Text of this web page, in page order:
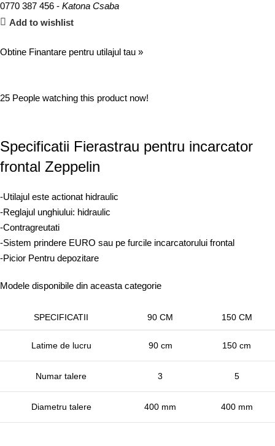
0770 387 456 - Katona Csaba
Add to wishlist
Obtine Finantare pentru utilajul tau »
25 People watching this product now!
Specificatii Fierastrau pentru incarcator
frontal Zeppelin
-Utilajul este actionat hidraulic
-Reglajul unghiului: hidraulic
-Contragreutati
-Sistem prindere EURO sau pe furcile incarcatorului frontal
-Picior Pentru depozitare
Modele disponibile din aceasta categorie
SPECIFICATII 90 CM 150 CM
Latime de lucru 90 cm 150 cm
Numar talere 3 5
Diametru talere 400 mm 400 mm